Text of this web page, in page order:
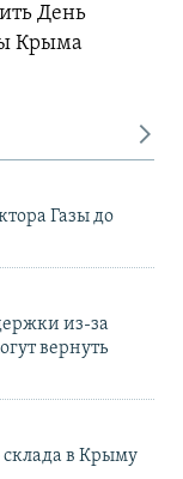
День
Крыма
Газы до
из-за
вернуть
в Крыму